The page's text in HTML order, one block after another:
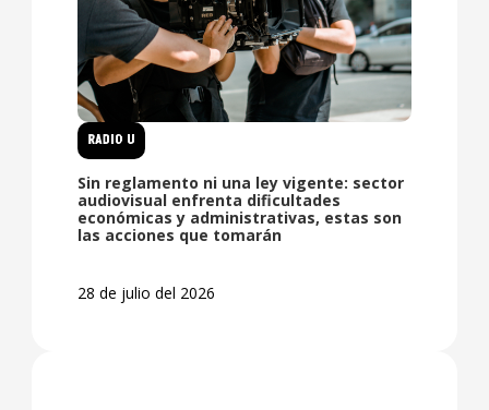
RADIO U
Sin reglamento ni una ley vigente: sector
audiovisual enfrenta dificultades
económicas y administrativas, estas son
las acciones que tomarán
28 de julio del 2026